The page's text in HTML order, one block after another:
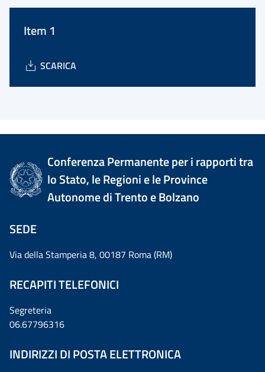
Item 1
SCARICA
Conferenza Permanente per i rapporti tra
lo Stato, le Regioni e le Province
Autonome di Trento e Bolzano
SEDE
Via della Stamperia 8, 00187 Roma (RM)
RECAPITI TELEFONICI
Segreteria
06.67796316
INDIRIZZI DI POSTA ELETTRONICA